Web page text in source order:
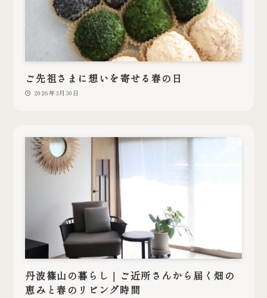
ご先祖さまに想いを寄せる春の日
2026年3月30日
丹波篠山の暮らし｜ご近所さんから届く畑の
恵みと春のリビング時間